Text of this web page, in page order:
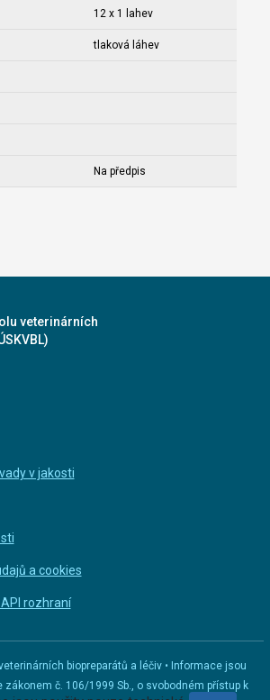
12 x 1 lahev
tlaková láhev
Na předpis
veterinárních
v jakosti
a cookies
rozhraní
biopreparátů a léčiv • Informace jsou
č. 106/1999 Sb., o svobodném přístup k